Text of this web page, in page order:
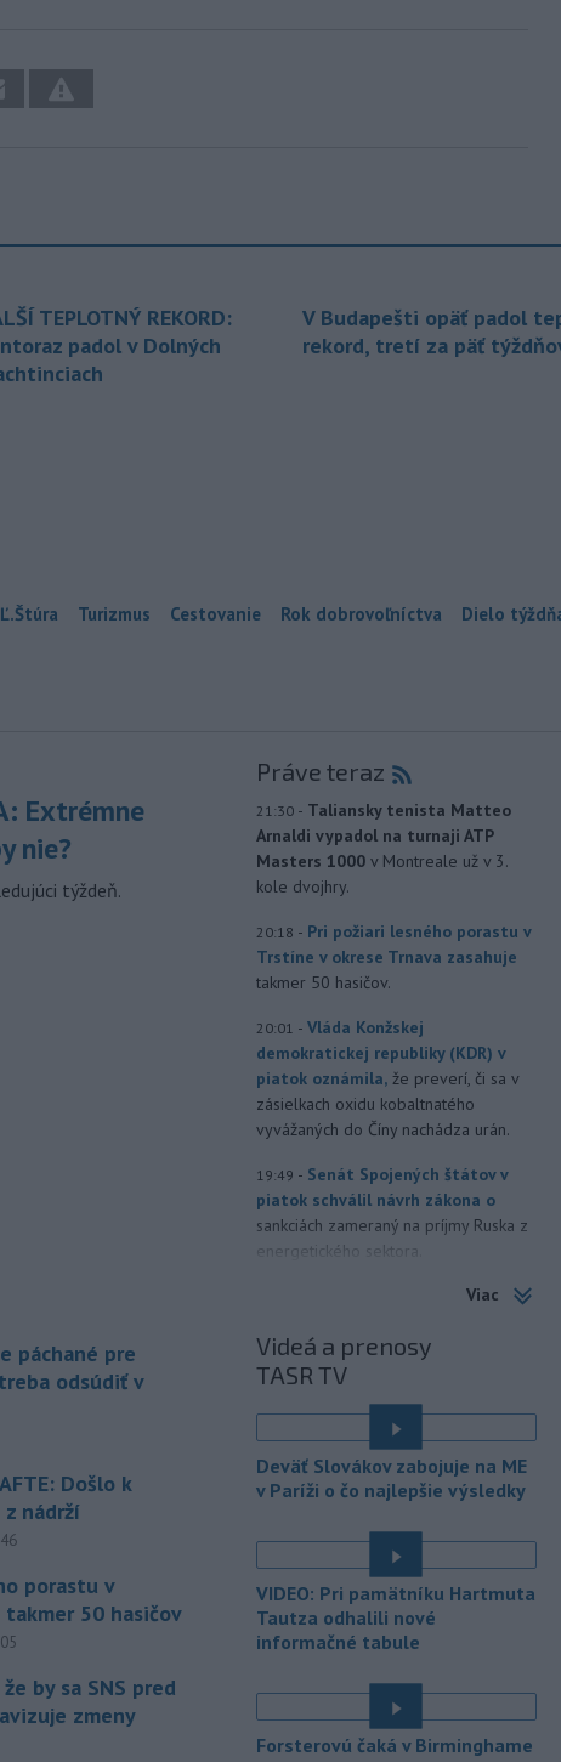
TEPLOTNÝ REKORD:
padol v Dolných
V Budapešti opäť padol
rekord, tretí za päť
Turizmus Cestovanie Rok dobrovoľníctva Dielo
Extrémne
nie?
týždeň.
páchané pre
odsúdiť v
Došlo k
nádrží
porastu v
50 hasičov
by sa SNS pred
zmeny
Práve teraz
21:30 - Taliansky tenista Matteo
Arnaldi vypadol na turnaji ATP
Masters 1000 v Montreale už v 3.
kole dvojhry.
20:18 - Pri požiari lesného porastu v
Trstíne v okrese Trnava zasahuje
takmer 50 hasičov.
20:01 - Vláda Konžskej
demokratickej republiky (KDR) v
piatok oznámila, že preverí, či sa v
zásielkach oxidu kobaltnatého
vyvážaných do Číny nachádza urán.
19:49 - Senát Spojených štátov v
piatok schválil návrh zákona o
sankciách zameraný na príjmy Ruska z
energetického sektora.
Slovenská polícia prispela k
ktorý sa podarilo ukončiť
právoplatným odsúdením páchateľa v
15:21 - Piatkový požiar v
bratislavskej rafinérii Slovnaft je
pod kontrolou.Príčina jeho vzniku
TASR to potvrdil hovorca rafinérie
Anton Molnár.
15:17 - Ministerstvo kultúry (MK) SR
upraví verziu opatrenia o
pôsobnosti rezortu.
14:17 -
V bratislavskej rafinérii
Viac
Videá a prenosy
TASR TV
Deväť Slovákov zabojuje na ME
v Paríži o čo najlepšie výsledky
VIDEO: Pri pamätníku Hartmuta
Tautza odhalili nové
informačné tabule
Forsterovú čaká v Birminghame